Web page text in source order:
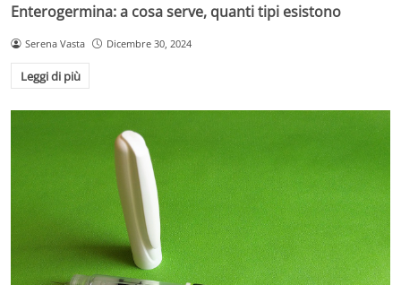
Enterogermina: a cosa serve, quanti tipi esistono
Serena Vasta Dicembre 30, 2024
Leggi di più